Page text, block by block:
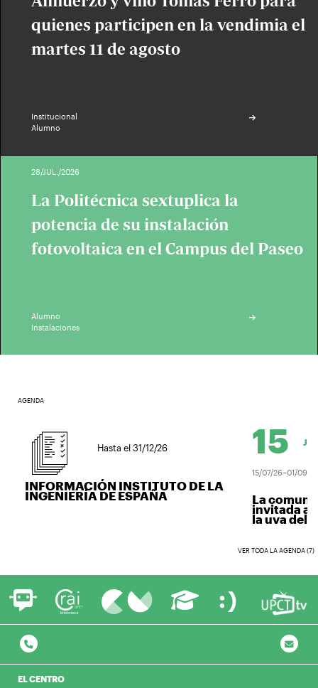
quienes participen en la vendimia el
martes 11 de agosto
Institucional
Alumno
28/JUL./2026
La Politécnica sextuplica la
potencia de su instalación
fotovoltaica en el Campus del Paseo
Alumno
Instalaciones
AGENDA
Hasta el 31/12/26
INFORMACIÓN INSTITUTO DE LA
INGENIERÍA DE ESPAÑA
15 JUL.
15/07/26–01/09/26
La
invitada a
la uva del
VER TODA LA AGENDA (7)
EL CENTRO